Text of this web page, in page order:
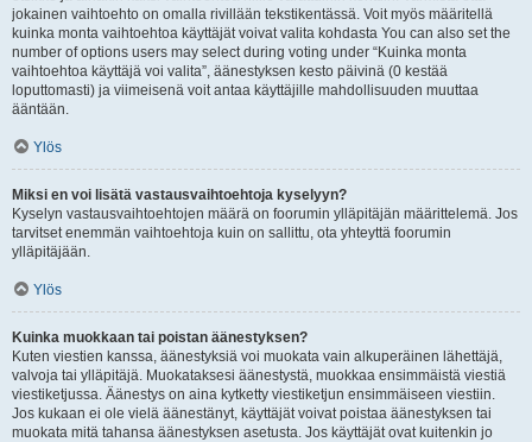
jokainen vaihtoehto on omalla rivillään tekstikentässä. Voit myös määritellä
kuinka monta vaihtoehtoa käyttäjät voivat valita kohdasta You can also set the
number of options users may select during voting under “Kuinka monta
vaihtoehtoa käyttäjä voi valita”, äänestyksen kesto päivinä (0 kestää
loputtomasti) ja viimeisenä voit antaa käyttäjille mahdollisuuden muuttaa
ääntään.
Ylös
Miksi en voi lisätä vastausvaihtoehtoja kyselyyn?
Kyselyn vastausvaihtoehtojen määrä on foorumin ylläpitäjän määrittelemä. Jos
tarvitset enemmän vaihtoehtoja kuin on sallittu, ota yhteyttä foorumin
ylläpitäjään.
Ylös
Kuinka muokkaan tai poistan äänestyksen?
Kuten viestien kanssa, äänestyksiä voi muokata vain alkuperäinen lähettäjä,
valvoja tai ylläpitäjä. Muokataksesi äänestystä, muokkaa ensimmäistä viestiä
viestiketjussa. Äänestys on aina kytketty viestiketjun ensimmäiseen viestiin.
Jos kukaan ei ole vielä äänestänyt, käyttäjät voivat poistaa äänestyksen tai
muokata mitä tahansa äänestyksen asetusta. Jos käyttäjät ovat kuitenkin jo